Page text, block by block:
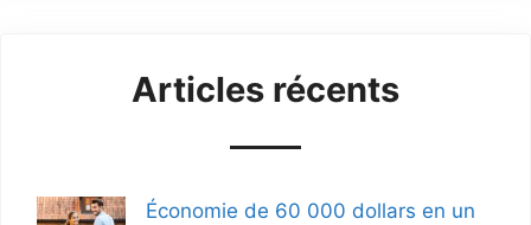
Articles récents
Économie de 60 000 dollars en un